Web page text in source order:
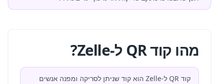
מהו קוד QR ל-Zelle?
קוד QR ל-Zelle הוא קוד שניתן לסריקה ומפנה אנשים